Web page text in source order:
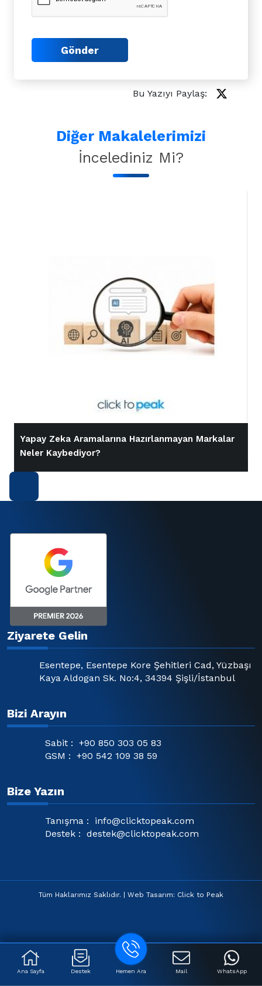
Gönder
Bu Yazıyı Paylaş:
Diğer Makalelerimizi
İncelediniz Mi?
Yapay Zeka Aramalarına Hazırlanmayan Markalar
Neler Kaybediyor?
Ziyarete Gelin
Esentepe, Esentepe Kore Şehitleri Cad, Yüzbaşı
Kaya Aldogan Sk. No:4, 34394 Şişli/İstanbul
Bizi Arayın
Sabit : +90 850 303 05 83
GSM : +90 542 109 38 59
Bize Yazın
Tanışma :
info@clicktopeak.com
Destek : destek@clicktopeak.com
Tüm Haklarımız Saklıdır. | Web Tasarım: Click to Peak
Ana Sayfa Destek Hemen Ara Mail WhatsApp